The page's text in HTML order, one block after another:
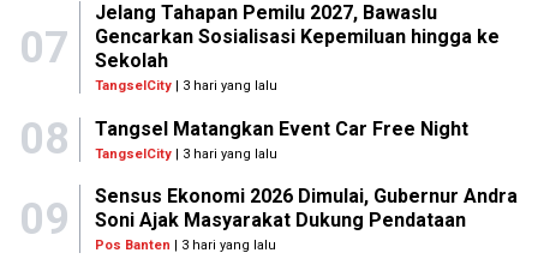
07
Jelang Tahapan Pemilu 2027, Bawaslu
Gencarkan Sosialisasi Kepemiluan hingga ke
Sekolah
TangselCity| 3 hari yang lalu
08 Tangsel Matangkan Event Car Free Night
TangselCity | 3 hari yang lalu
09
Sensus Ekonomi 2026 Dimulai, Gubernur Andra
Soni Ajak Masyarakat Dukung Pendataan
Pos Banten | 3 hari yang lalu